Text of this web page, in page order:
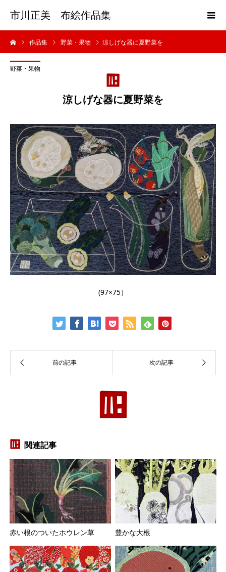
市川正美 布絵作品集
作品集 野菜・果物 涼しげな器に夏野菜を
野菜・果物
涼しげな器に夏野菜を
(97×75）
関連記事
赤い根のついたホウレン草 豊かな大根